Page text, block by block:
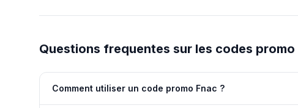
Questions frequentes sur les codes promo
Comment utiliser un code promo Fnac ?